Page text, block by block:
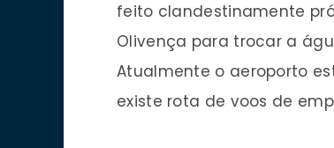
feito clandestinamente
Olivença para trocar a
Atualmente o aeroporto
existe rota de voos de